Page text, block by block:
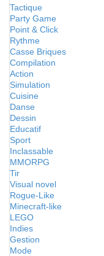
Tactique
Party Game
Point & Click
Rythme
Casse Briques
Compilation
Action
Simulation
Cuisine
Danse
Dessin
Educatif
Sport
Inclassable
MMORPG
Tir
Visual novel
Rogue-Like
Minecraft-like
LEGO
Indies
Gestion
Mode